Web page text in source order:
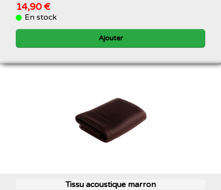
14,90 €
En stock
Ajouter
Tissu acoustique marron